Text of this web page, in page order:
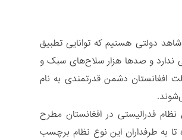
شاهد دولتی هستیم که توانایی تطبیق
ندارد و صدها هزار سلاح‌های سبک و
افغانستان دشمن قدرتمندی به نام
فدرالیستی در افغانستان مطرح
به طرفداران این نوع نظام برچسب